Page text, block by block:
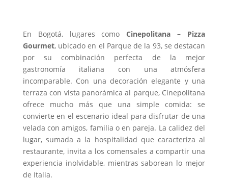
En Bogotá, lugares comoCinepolitana – Pizza
Gourmet, ubicado en el Parque de la 93, se destacan
por su combinación perfecta de la mejor
gastronomía italiana con una atmósfera
incomparable. Con una decoración elegante y una
terraza con vista panorámica al parque, Cinepolitana
ofrece mucho más que una simple comida: se
convierte en el escenario ideal para disfrutar de una
velada con amigos, familia o en pareja. La calidez del
lugar, sumada a la hospitalidad que caracteriza al
restaurante, invita a los comensales a compartir una
experiencia inolvidable, mientras saborean lo mejor
de Italia.